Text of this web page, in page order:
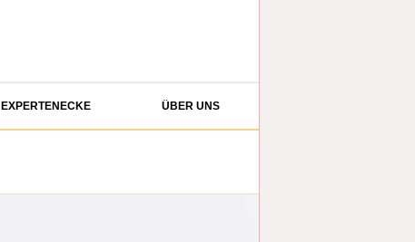
EXPERTENECKE ÜBER UNS